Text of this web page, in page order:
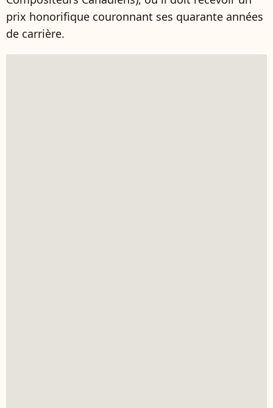
prix honorifique couronnant ses quarante années
de carrière.